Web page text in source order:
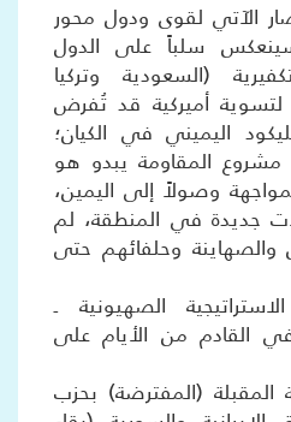
الآتي لقوى ودول محور
سينعكس سلباً على الدول
(السعودية وتركيا
أميركية قد تُفرض
اليميني في الكيان؛
المقاومة يبدو هو
وصولاً إلى اليمين،
جديدة في المنطقة، لم
والصهاينة وحلفائهم حتى
الصهيونية ـ
القادم من الأيام على
(المفترضة) بحزب